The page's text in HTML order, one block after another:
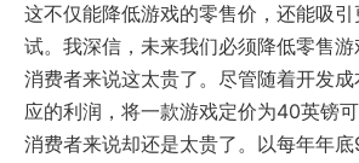
这不仅能降低游戏的零售价，还能吸
试。我深信，未来我们必须降低零售
消费者来说这太贵了。尽管随着开发
应的利润，将一款游戏定价为40英镑
消费者来说却还是太贵了。以每年年